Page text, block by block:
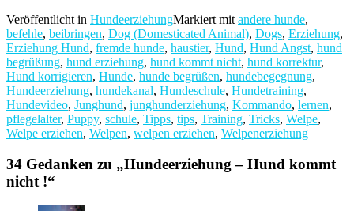
Veröffentlicht in HundeerziehungMarkiert mit andere hunde,
befehle, beibringen, Dog (Domesticated Animal), Dogs, Erziehung,
Erziehung Hund, fremde hunde, haustier, Hund, Hund Angst, hund
begrüßung, hund erziehung, hund kommt nicht, hund korrektur,
Hund korrigieren, Hunde, hunde begrüßen, hundebegegnung,
Hundeerziehung, hundekanal, Hundeschule, Hundetraining,
Hundevideo, Junghund, junghunderziehung, Kommando, lernen,
pflegelalter, Puppy, schule, Tipps, tips, Training, Tricks, Welpe,
Welpe erziehen, Welpen, welpen erziehen, Welpenerziehung
34 Gedanken zu „Hundeerziehung – Hund kommt
nicht !“